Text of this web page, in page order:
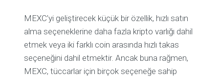
MEXC’yi geliştirecek küçük bir özellik, hızlı satın
alma seçeneklerine daha fazla kripto varlığı dahil
etmek veya iki farklı coin arasında hızlı takas
seçeneğini dahil etmektir. Ancak buna rağmen,
MEXC, tüccarlar için birçok seçeneğe sahip